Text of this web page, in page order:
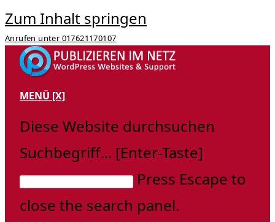
Zum Inhalt springen
Anrufen unter 017621170107
MENÜ [X]
Diese Website durchsuchen
Suchbegriff... [Enter-Taste]
Press Escape to
close the search panel.